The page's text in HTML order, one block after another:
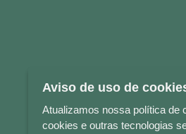
Aviso de uso de
Atualizamos nossa política de
cookies e outras tecnologias